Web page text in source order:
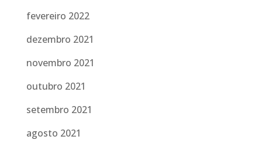
fevereiro 2022
dezembro 2021
novembro 2021
outubro 2021
setembro 2021
agosto 2021